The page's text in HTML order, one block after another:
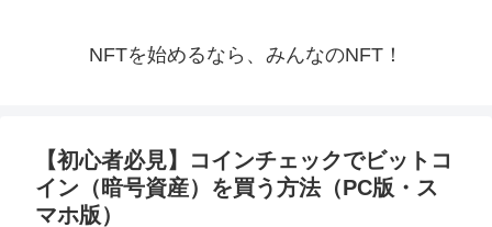
NFTを始めるなら、みんなのNFT！
【初心者必見】コインチェックでビットコ
イン（暗号資産）を買う方法（PC版・ス
マホ版）